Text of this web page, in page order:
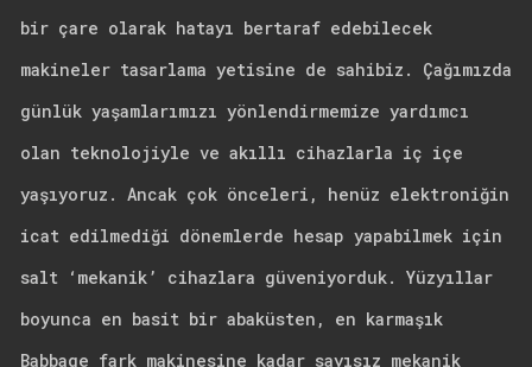
bir çare olarak hatayı bertaraf edebilecek
makineler tasarlama yetisine de sahibiz. Çağımızda
günlük yaşamlarımızı yönlendirmemize yardımcı
olan teknolojiyle ve akıllı cihazlarla iç içe
yaşıyoruz. Ancak çok önceleri, henüz elektroniğin
icat edilmediği dönemlerde hesap yapabilmek için
salt ‘mekanik’ cihazlara güveniyorduk. Yüzyıllar
boyunca en basit bir abaküsten, en karmaşık
Babbage fark makinesine kadar sayısız mekanik